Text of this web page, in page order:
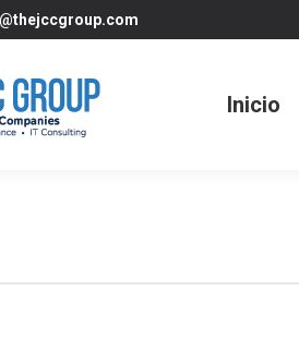
Inicio
Inicio Contabilidad